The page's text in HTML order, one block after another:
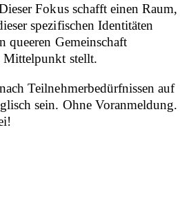
Fokus schafft einen Raum,
spezifischen Identitäten
queeren Gemeinschaft
Mittelpunkt stellt.
Teilnehmerbedürfnissen auf
sein. Ohne Voranmeldung.